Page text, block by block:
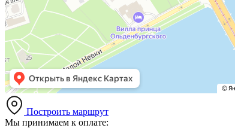
Построить маршрут
Мы принимаем к оплате: